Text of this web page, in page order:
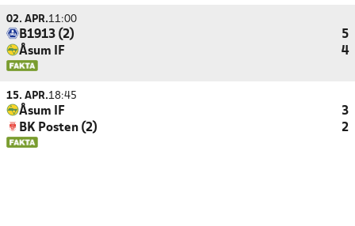
02. APR.11:00
B1913 (2)
5
Åsum IF
4
15. APR.18:45
Åsum IF
3
BK Posten (2)
2